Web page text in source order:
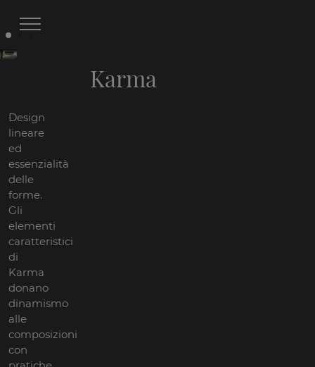
Karma
Design
lineare
ed
essenzialità
delle
forme.
Gli
elementi
caratteristici
di
Karma
donano
dinamismo
alle
composizioni
con